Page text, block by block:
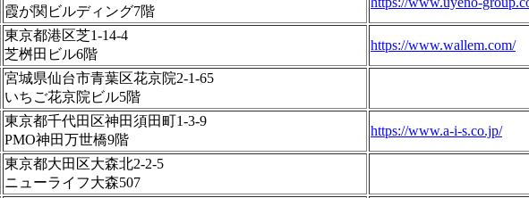
霞が関ビルディング7階
東京都港区芝1-14-4
芝桝田ビル6階
https://www.wallem.com/
宮城県仙台市青葉区花京院2-1-65
いちご花京院ビル5階
東京都千代田区神田須田町1-3-9
PMO神田万世橋9階
https://www.a-i-s.co.jp/
東京都大田区大森北2-2-5
ニューライフ大森507